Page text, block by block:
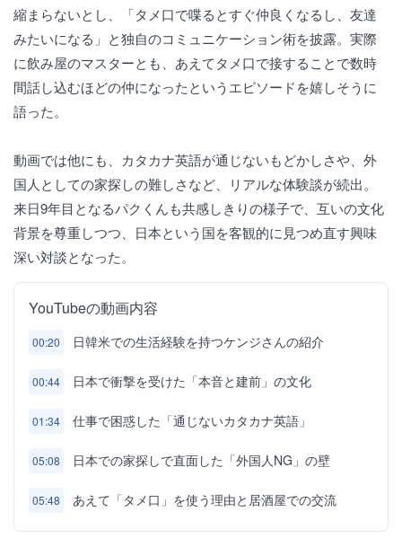
縮まらないとし、「タメ口で喋るとすぐ仲良くなるし、友達
みたいになる」と独自のコミュニケーション術を披露。実際
に飲み屋のマスターとも、あえてタメ口で接することで数時
間話し込むほどの仲になったというエピソードを嬉しそうに
語った。
動画では他にも、カタカナ英語が通じないもどかしさや、外
国人としての家探しの難しさなど、リアルな体験談が続出。
来日9年目となるパクくんも共感しきりの様子で、互いの文化
背景を尊重しつつ、日本という国を客観的に見つめ直す興味
深い対談となった。
YouTubeの動画内容
00:20 日韓米での生活経験を持つケンジさんの紹介
00:44 日本で衝撃を受けた「本音と建前」の文化
01:34 仕事で困惑した「通じないカタカナ英語」
05:08 日本での家探しで直面した「外国人NG」の壁
05:48 あえて「タメ口」を使う理由と居酒屋での交流